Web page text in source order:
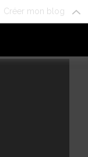
Créer mon blog